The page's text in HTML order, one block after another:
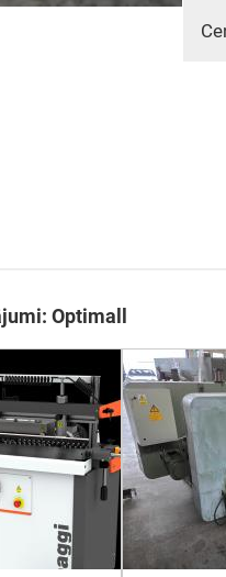
Optimall